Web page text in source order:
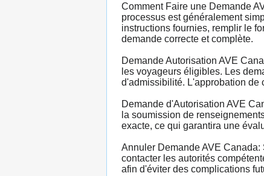
Comment Faire une Demande
processus est généralement
instructions fournies, remplir le
demande correcte et complète.
Demande Autorisation AVE
les voyageurs éligibles. Les
d'admissibilité. L'approbation de
Demande d'Autorisation AVE
la soumission de
exacte, ce qui garantira une
Annuler Demande AVE
contacter les autorités
afin d'éviter des complications